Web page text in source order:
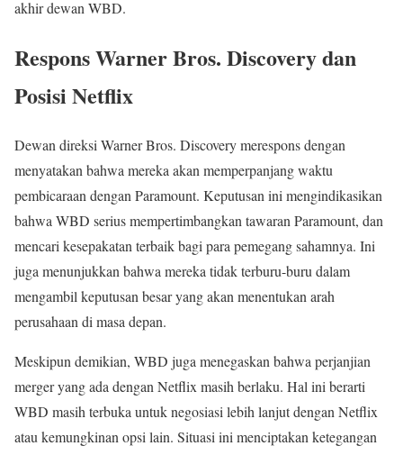
akhir dewan WBD.
Respons Warner Bros. Discovery dan
Posisi Netflix
Dewan direksi Warner Bros. Discovery merespons dengan
menyatakan bahwa mereka akan memperpanjang waktu
pembicaraan dengan Paramount. Keputusan ini mengindikasikan
bahwa WBD serius mempertimbangkan tawaran Paramount, dan
mencari kesepakatan terbaik bagi para pemegang sahamnya. Ini
juga menunjukkan bahwa mereka tidak terburu-buru dalam
mengambil keputusan besar yang akan menentukan arah
perusahaan di masa depan.
Meskipun demikian, WBD juga menegaskan bahwa perjanjian
merger yang ada dengan Netflix masih berlaku. Hal ini berarti
WBD masih terbuka untuk negosiasi lebih lanjut dengan Netflix
atau kemungkinan opsi lain. Situasi ini menciptakan ketegangan